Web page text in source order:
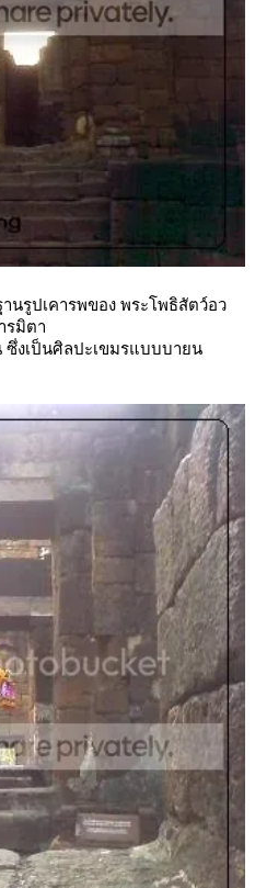
รูปเคารพของ พระโพธิสัตว์อว
รมิตา
งเป็นศิลปะเขมรแบบบายน